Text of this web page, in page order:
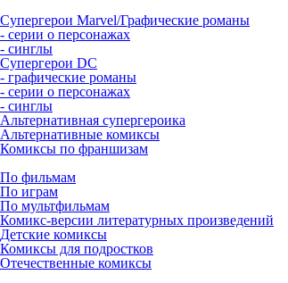
Супергерои Marvel/Графические романы
- серии о персонажах
- синглы
Супергерои DC
- графические романы
- серии о персонажах
- синглы
Альтернативная супергероика
Альтернативные комиксы
Комиксы по франшизам
По фильмам
По играм
По мультфильмам
Комикс-версии литературных произведений
Детские комиксы
Комиксы для подростков
Отечественные комиксы